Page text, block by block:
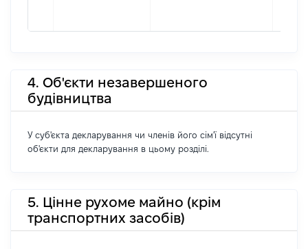
4. Об'єкти незавершеного
будівництва
У суб'єкта декларування чи членів його сім'ї відсутні
об'єкти для декларування в цьому розділі.
5. Цінне рухоме майно (крім
транспортних засобів)